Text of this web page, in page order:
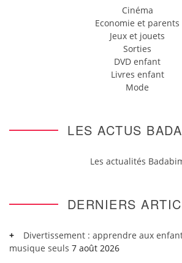
Cinéma
Economie et parents
Jeux et jouets
Sorties
DVD enfant
Livres enfant
Mode
LES ACTUS
Les actualités
DERNIERS
Divertissement : apprendre aux
musique seuls 7 août 2026